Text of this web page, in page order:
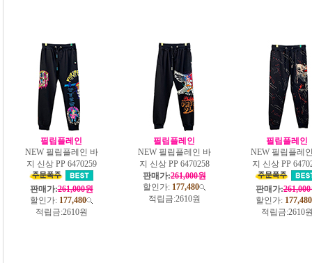
필립플레인
NEW 필립플레인 바
지 신상 PP 6470259
판매가:261,000원
할인가: 177,480
적립금:2610원
필립플레인
NEW 필립플레인 바
지 신상 PP 6470258
판매가:261,000원
할인가: 177,480
적립금:2610원
필립플레인
NEW 필립플레
지 신상 PP
판매가:
할인가: 177,480
적립금:2610